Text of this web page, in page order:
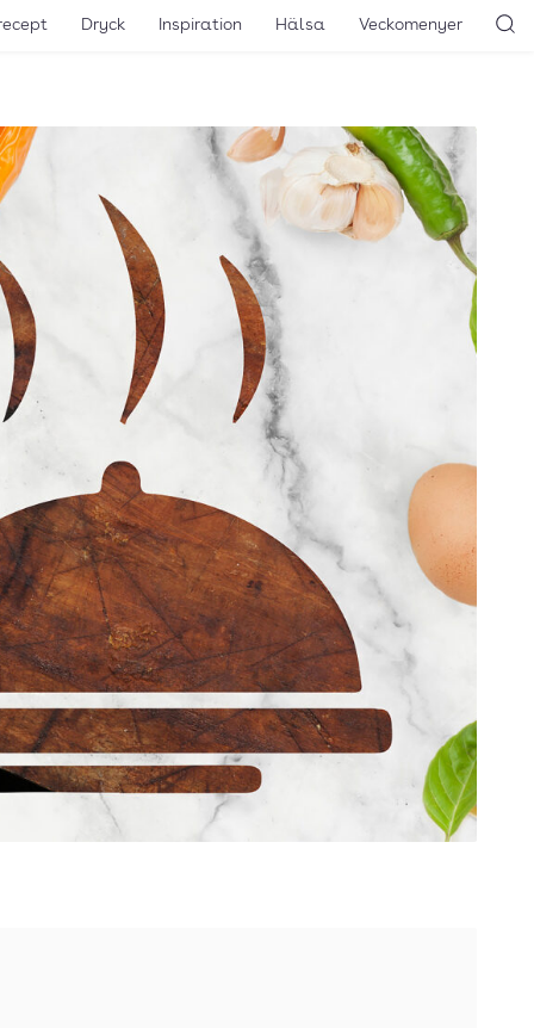
Dryck Inspiration Hälsa Veckomenyer